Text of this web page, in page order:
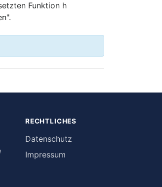
Funktion h
RECHTLICHES
Datenschutz
Impressum